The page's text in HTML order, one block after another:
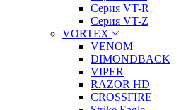
Серия VT-R
Серия VT-Z
VORTEX
VENOM
DIMONDBACK
VIPER
RAZOR HD
CROSSFIRE